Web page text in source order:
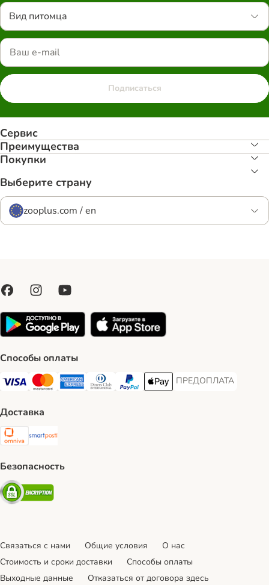
Вид питомца
Подписаться
Сервис
Преимуществa
Покупки
Выберите страну
zooplus.com / en
Способы оплаты
Visa Payment Method
Mastercard Payment Method
American Express Payment Method
Diners Club Payment Method
PayPal Payment Method
Apple Pay Payment Method
ПРЕДОПЛАТА
ПРЕДОПЛАТА
Доставка
Omniva Shipping Method
SmartPosti Shipping Method
Безопасность
Security
Связаться с нами Общие условия
О нас
Стоимость и сроки доставки
Cпособы оплаты
Выходные данные
Отказаться от договора здесь